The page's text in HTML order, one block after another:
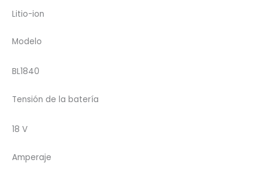
Litio-ion
Modelo
BL1840
Tensión de la batería
18 V
Amperaje